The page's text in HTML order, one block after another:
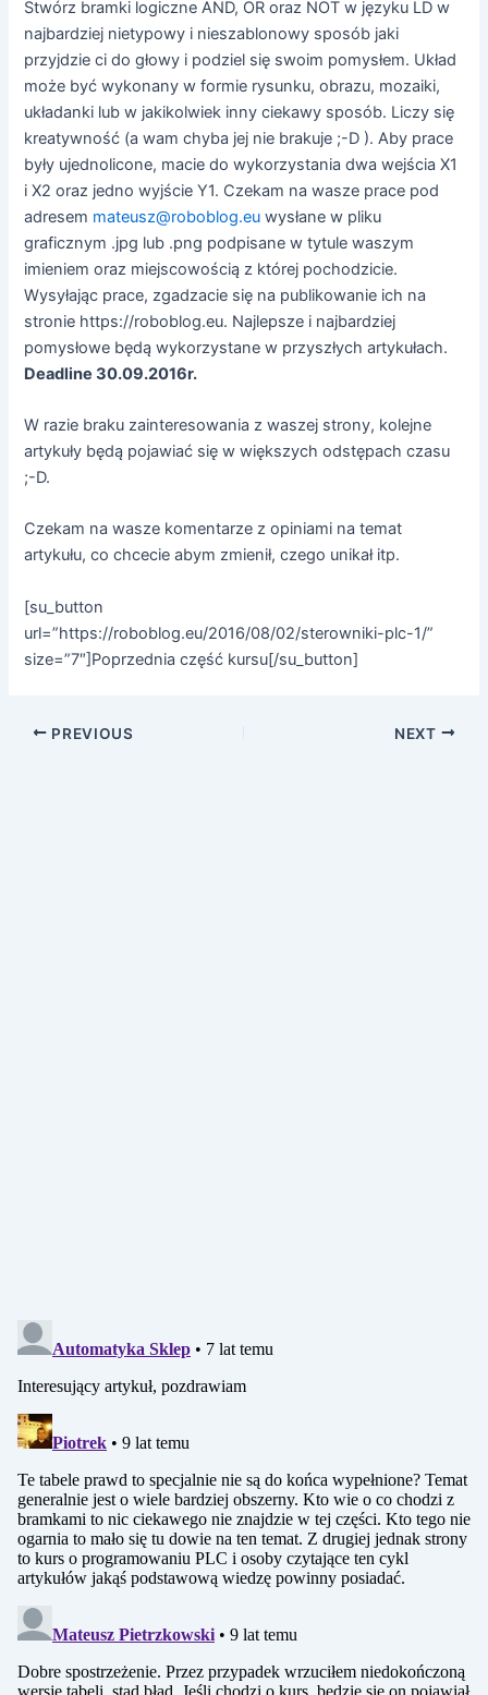
Stwórz bramki logiczne AND, OR oraz NOT w języku LD w
najbardziej nietypowy i nieszablonowy sposób jaki
przyjdzie ci do głowy i podziel się swoim pomysłem. Układ
może być wykonany w formie rysunku, obrazu, mozaiki,
układanki lub w jakikolwiek inny ciekawy sposób. Liczy się
kreatywność (a wam chyba jej nie brakuje ;-D ). Aby prace
były ujednolicone, macie do wykorzystania dwa wejścia X1
i X2 oraz jedno wyjście Y1. Czekam na wasze prace pod
adresem mateusz@roboblog.eu wysłane w pliku
graficznym .jpg lub .png podpisane w tytule waszym
imieniem oraz miejscowością z której pochodzicie.
Wysyłając prace, zgadzacie się na publikowanie ich na
stronie https://roboblog.eu. Najlepsze i najbardziej
pomysłowe będą wykorzystane w przyszłych artykułach.
Deadline 30.09.2016r.
W razie braku zainteresowania z waszej strony, kolejne
artykuły będą pojawiać się w większych odstępach czasu
;-D.
Czekam na wasze komentarze z opiniami na temat
artykułu, co chcecie abym zmienił, czego unikał itp.
[su_button
url=”https://roboblog.eu/2016/08/02/sterowniki-plc-1/”
size=”7″]Poprzednia część kursu[/su_button]
Post
PREVIOUS NEXT